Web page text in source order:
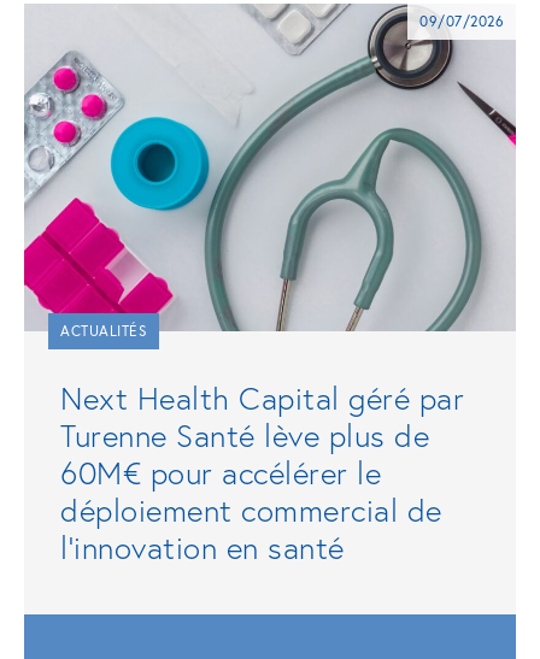
09/07/2026
ACTUALITÉS
Next Health Capital géré par
Turenne Santé lève plus de
60M€ pour accélérer le
déploiement commercial de
l'innovation en santé